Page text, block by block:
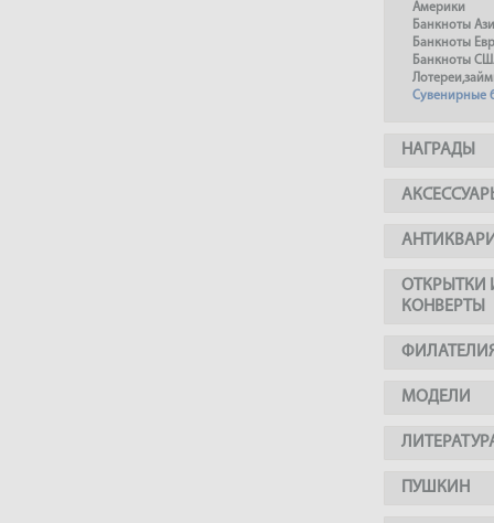
Америки
Банкноты
Банкноты
Банкноты
Сувенирные
НАГРАДЫ
ОТКРЫТКИ
КОНВЕРТЫ
МОДЕЛИ
ПУШКИН